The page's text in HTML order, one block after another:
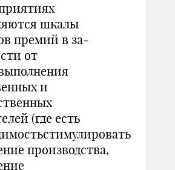
шкалы
премий в за­
от
и
(где есть
производства,